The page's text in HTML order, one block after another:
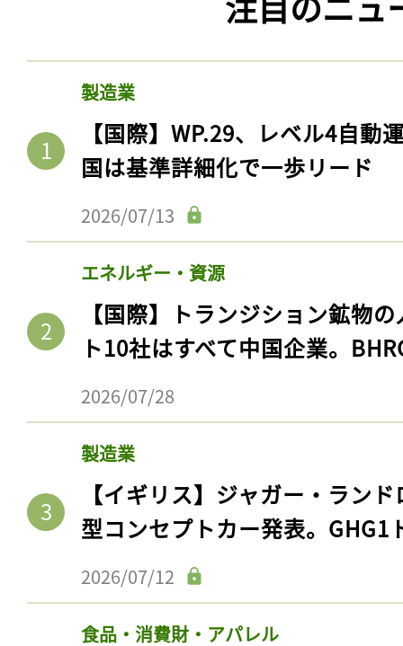
製造業
【国際】WP.29、レベル4自動
国は基準詳細化で一歩リード
2026/07/13
エネルギー・資源
【国際】トランジション鉱物
ト10社はすべて中国企業。
2026/07/28
製造業
【イギリス】ジャガー・ラン
型コンセプトカー発表。GHG1
2026/07/12
食品・消費財・アパレル